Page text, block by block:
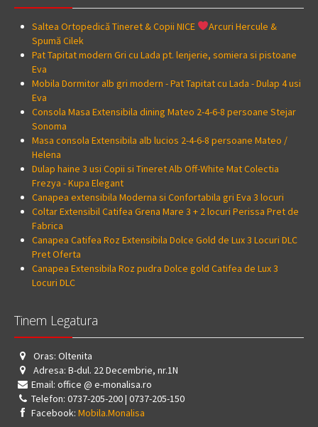
Saltea Ortopedică Tineret & Copii NICE
Arcuri Hercule &
Spumă Cilek
Pat Tapitat modern Gri cu Lada pt. lenjerie, somiera si pistoane
Eva
Mobila Dormitor alb gri modern - Pat Tapitat cu Lada - Dulap 4 usi
Eva
Consola Masa Extensibila dining Mateo 2-4-6-8 persoane Stejar
Sonoma
Masa consola Extensibila alb lucios 2-4-6-8 persoane Mateo /
Helena
Dulap haine 3 usi Copii si Tineret Alb Off-White Mat Colectia
Frezya - Kupa Elegant
Canapea extensibila Moderna si Confortabila gri Eva 3 locuri
Coltar Extensibil Catifea Grena Mare 3 + 2 locuri Perissa Pret de
Fabrica
Canapea Catifea Roz Extensibila Dolce Gold de Lux 3 Locuri DLC
Pret Oferta
Canapea Extensibila Roz pudra Dolce gold Catifea de Lux 3
Locuri DLC
Tinem Legatura
Oras: Oltenita
Adresa: B-dul. 22 Decembrie, nr.1N
Email: office @ e-monalisa.ro
Telefon: 0737-205-200 | 0737-205-150
Facebook: Mobila.Monalisa